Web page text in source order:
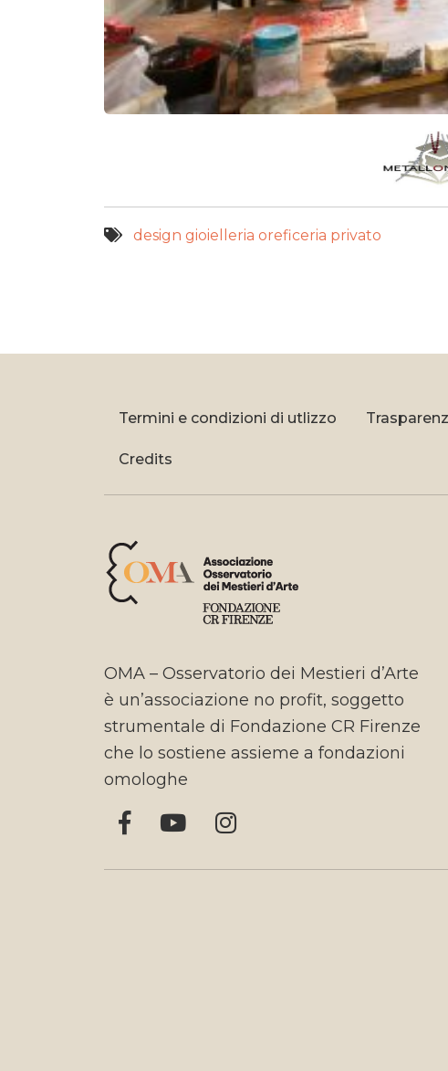
design gioielleria oreficeria privato
Termini e condizioni di utlizzo
Credits
OMA – Osservatorio dei Mestieri d’Arte
è un’associazione no profit, soggetto
strumentale di Fondazione CR Firenze
che lo sostiene assieme a fondazioni
omologhe